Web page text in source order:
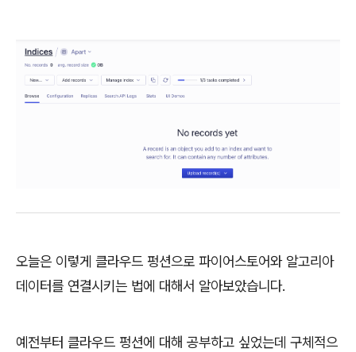
오늘은 이렇게 클라우드 펑션으로 파이어스토어와 알고리아
데이터를 연결시키는 법에 대해서 알아보았습니다.
예전부터 클라우드 펑션에 대해 공부하고 싶었는데 구체적으